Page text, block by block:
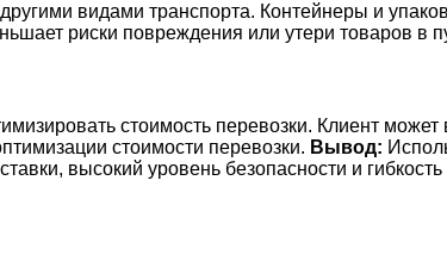
видами транспорта. Контейнеры и
риски повреждения или утери товаров в
стоимость перевозки. Клиент
стоимости перевозки. Вывод:
высокий уровень безопасности и